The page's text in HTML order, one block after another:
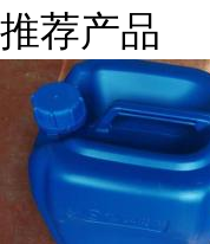
推荐产品